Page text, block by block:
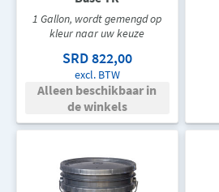
1 Gallon, wordt gemengd op
kleur naar uw keuze
SRD 822,00
excl. BTW
Alleen beschikbaar in
de winkels